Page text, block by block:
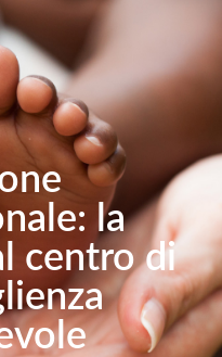
la
centro di